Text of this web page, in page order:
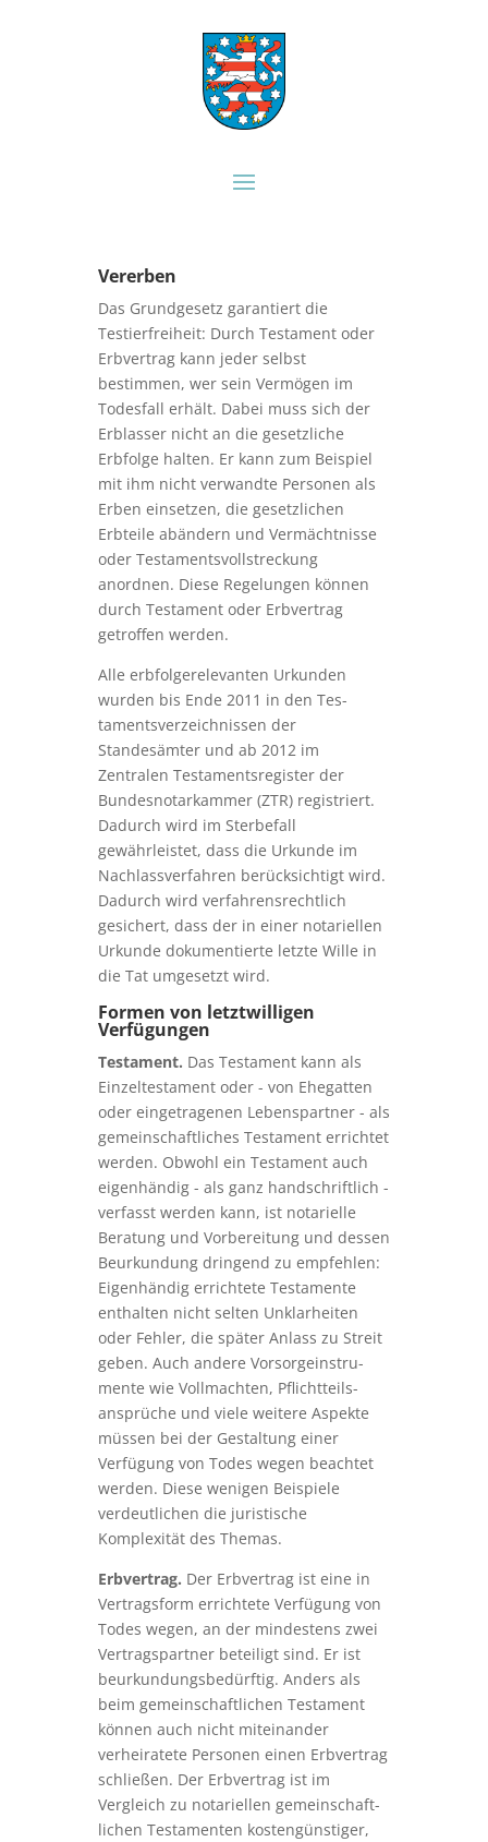
Vererben
Das Grundgesetz garantiert die
Testierfreiheit: Durch Testament oder
Erbvertrag kann jeder selbst
bestimmen, wer sein Vermögen im
Todesfall erhält. Dabei muss sich der
Erblasser nicht an die gesetzliche
Erbfolge halten. Er kann zum Beispiel
mit ihm nicht verwandte Personen als
Erben einsetzen, die gesetzlichen
Erbteile abändern und Vermächtnisse
oder Tes­taments­voll­streckung
anordnen. Diese Regelungen können
durch Testament oder Erbvertrag
getroffen werden.
Alle erbfolgerelevanten Urkunden
wurden bis Ende 2011 in den Tes­
taments­verzeich­nissen der
Standesämter und ab 2012 im
Zentralen Testaments­register der
Bundes­notar­kammer (ZTR) registriert.
Dadurch wird im Sterbefall
gewährleistet, dass die Urkunde im
Nachlassverfahren berücksichtigt wird.
Dadurch wird ver­fahrens­recht­lich
gesichert, dass der in einer notariellen
Urkunde dokumentierte letzte Wille in
die Tat umgesetzt wird.
Formen von letztwilligen
Verfügungen
Testament. Das Testament kann als
Einzel­tes­tament oder - von Ehegatten
oder eingetragenen Lebenspartner - als
gemeinschaftliches Testament errichtet
werden. Obwohl ein Testament auch
eigenhändig - als ganz handschriftlich -
verfasst werden kann, ist notarielle
Beratung und Vorbereitung und dessen
Beurkundung dringend zu empfehlen:
Eigenhändig errichtete Testamente
enthalten nicht selten Unklarheiten
oder Fehler, die später Anlass zu Streit
geben. Auch andere Vor­sorge­instru­
mente wie Vollmachten, Pflicht­teils­
ansprüche und viele weitere Aspekte
müssen bei der Gestaltung einer
Verfügung von Todes wegen beachtet
werden. Diese wenigen Beispiele
verdeutlichen die juristische
Komplexität des Themas.
Erbvertrag. Der Erbvertrag ist eine in
Vertragsform errichtete Verfügung von
Todes wegen, an der mindestens zwei
Ver­trags­partner beteiligt sind. Er ist
beur­kundungs­bedürf­tig. Anders als
beim gemein­schaft­lichen Testament
können auch nicht miteinander
verheiratete Personen einen Erbvertrag
schließen. Der Erbvertrag ist im
Vergleich zu notariellen gemein­schaft­
lichen Testamenten kosten­güns­tiger,